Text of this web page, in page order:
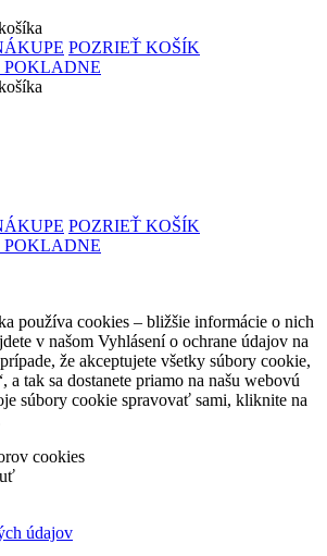
POZRIEŤ KOŠÍK
POKLADNE
POZRIEŤ KOŠÍK
POKLADNE
používa cookies – bližšie informácie o nich
v našom Vyhlásení o ochrane údajov na
že akceptujete všetky súbory cookie,
a tak sa dostanete priamo na našu webovú
súbory cookie spravovať sami, kliknite na
cookies
údajov